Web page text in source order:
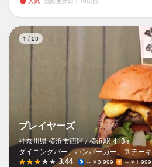
1 / 23
プレイヤーズ
神奈川県 横浜市西区 / 横浜駅 413m
ダイニングバー、ハンバーガー、ステーキ
3.44 ～￥3,999 ～￥1,999